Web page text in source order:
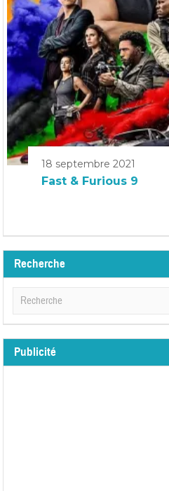
18 septembre 2021
Fast & Furious 9
Recherche
Publicité